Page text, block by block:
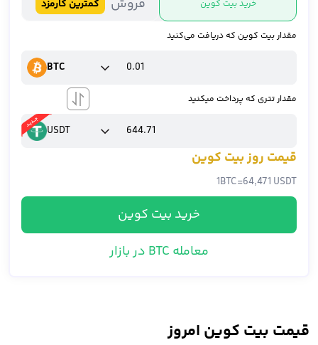
خرید بیت کوین فروش کمترین کارمزد
مقدار بیت کوین که دریافت می‌کنید
BTC
مقدار تتری که پرداخت میکنید
USDT
قیمت روز بیت کوین
1BTC=64,471 USDT
خرید بیت کوین
معامله BTC در بازار
قیمت بیت کوین امروز